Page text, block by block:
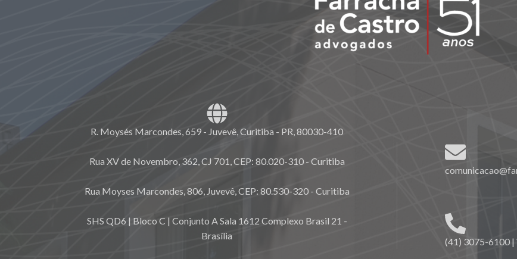
R. Moysés Marcondes, 659 - Juvevê, Curitiba - PR, 80030-410
Rua XV de Novembro, 362, CJ 701, CEP: 80.020-310 - Curitiba
Rua Moyses Marcondes, 806, Juvevê, CEP: 80.530-320 - Curitiba
SHS QD6 | Bloco C | Conjunto A Sala 1612 Complexo Brasil 21 -
Brasília
(41) 3075-6100